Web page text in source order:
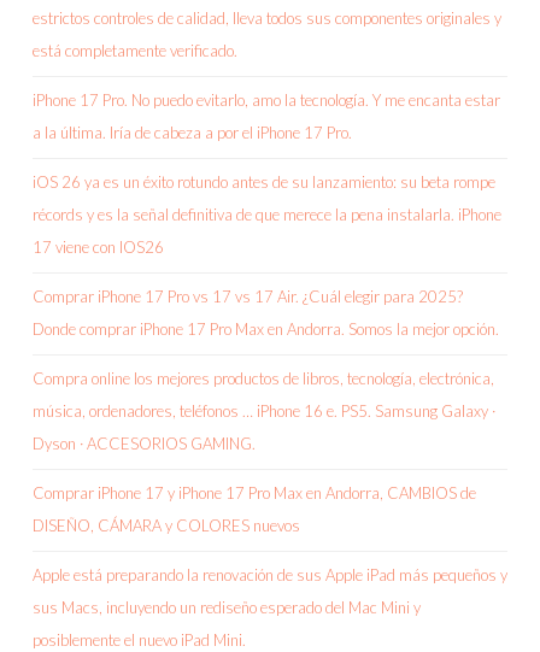
estrictos controles de calidad, lleva todos sus componentes originales y
está completamente verificado.
iPhone 17 Pro. No puedo evitarlo, amo la tecnología. Y me encanta estar
a la última. Iría de cabeza a por el iPhone 17 Pro.
iOS 26 ya es un éxito rotundo antes de su lanzamiento: su beta rompe
récords y es la señal definitiva de que merece la pena instalarla. iPhone
17 viene con IOS26
Comprar iPhone 17 Pro vs 17 vs 17 Air. ¿Cuál elegir para 2025?
Donde comprar iPhone 17 Pro Max en Andorra. Somos la mejor opción.
Compra online los mejores productos de libros, tecnología, electrónica,
música, ordenadores, teléfonos … iPhone 16 e. PS5. Samsung Galaxy ·
Dyson · ACCESORIOS GAMING.
Comprar iPhone 17 y iPhone 17 Pro Max en Andorra, CAMBIOS de
DISEÑO, CÁMARA y COLORES nuevos
Apple está preparando la renovación de sus Apple iPad más pequeños y
sus Macs, incluyendo un rediseño esperado del Mac Mini y
posiblemente el nuevo iPad Mini.